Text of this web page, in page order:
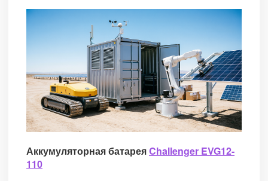
Аккумуляторная батареяChallenger EVG12-
110